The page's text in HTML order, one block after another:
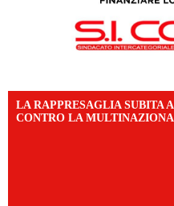
LA RAPPRESAGLIA SUBITA
CONTRO LA